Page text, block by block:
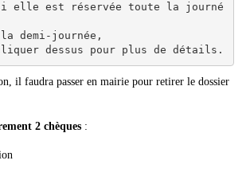
elle est réservée toute la journé
la demi-journée,
dessus pour plus de détails.
il faudra passer en mairie pour retirer le dossier
2 chèques :